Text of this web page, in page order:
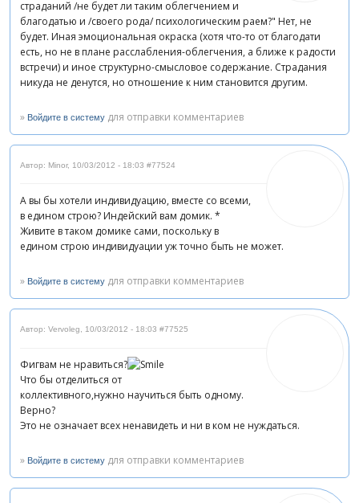
страданий /не будет ли таким облегчением и
благодатью и /своего рода/ психологическим раем?" Нет, не
будет. Иная эмоциональная окраска (хотя что-то от благодати
есть, но не в плане расслабления-облегчения, а ближе к радости
встречи) и иное структурно-смысловое содержание. Страдания
никуда не денутся, но отношение к ним становится другим.
» Войдите в систему для отправки комментариев
Автор: Minor, 10/03/2012 - 18:03 #77524
А вы бы хотели индивидуацию, вместе со всеми,
в едином строю? Индейский вам домик. *
Живите в таком домике сами, поскольку в
едином строю индивидуации уж точно быть не может.
» Войдите в систему для отправки комментариев
Автор: Vervoleg, 10/03/2012 - 18:03 #77525
Фигвам не нравиться?
Что бы отделиться от
коллективного,нужно научиться быть одному.
Верно?
Это не означает всех ненавидеть и ни в ком не нуждаться.
» Войдите в систему для отправки комментариев